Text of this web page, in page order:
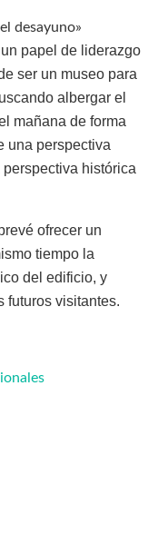
desayuno»
papel de liderazgo
ser un museo para
albergar el
mañana de forma
una perspectiva
histórica
ofrecer un
tiempo la
del edificio, y
futuros visitantes.